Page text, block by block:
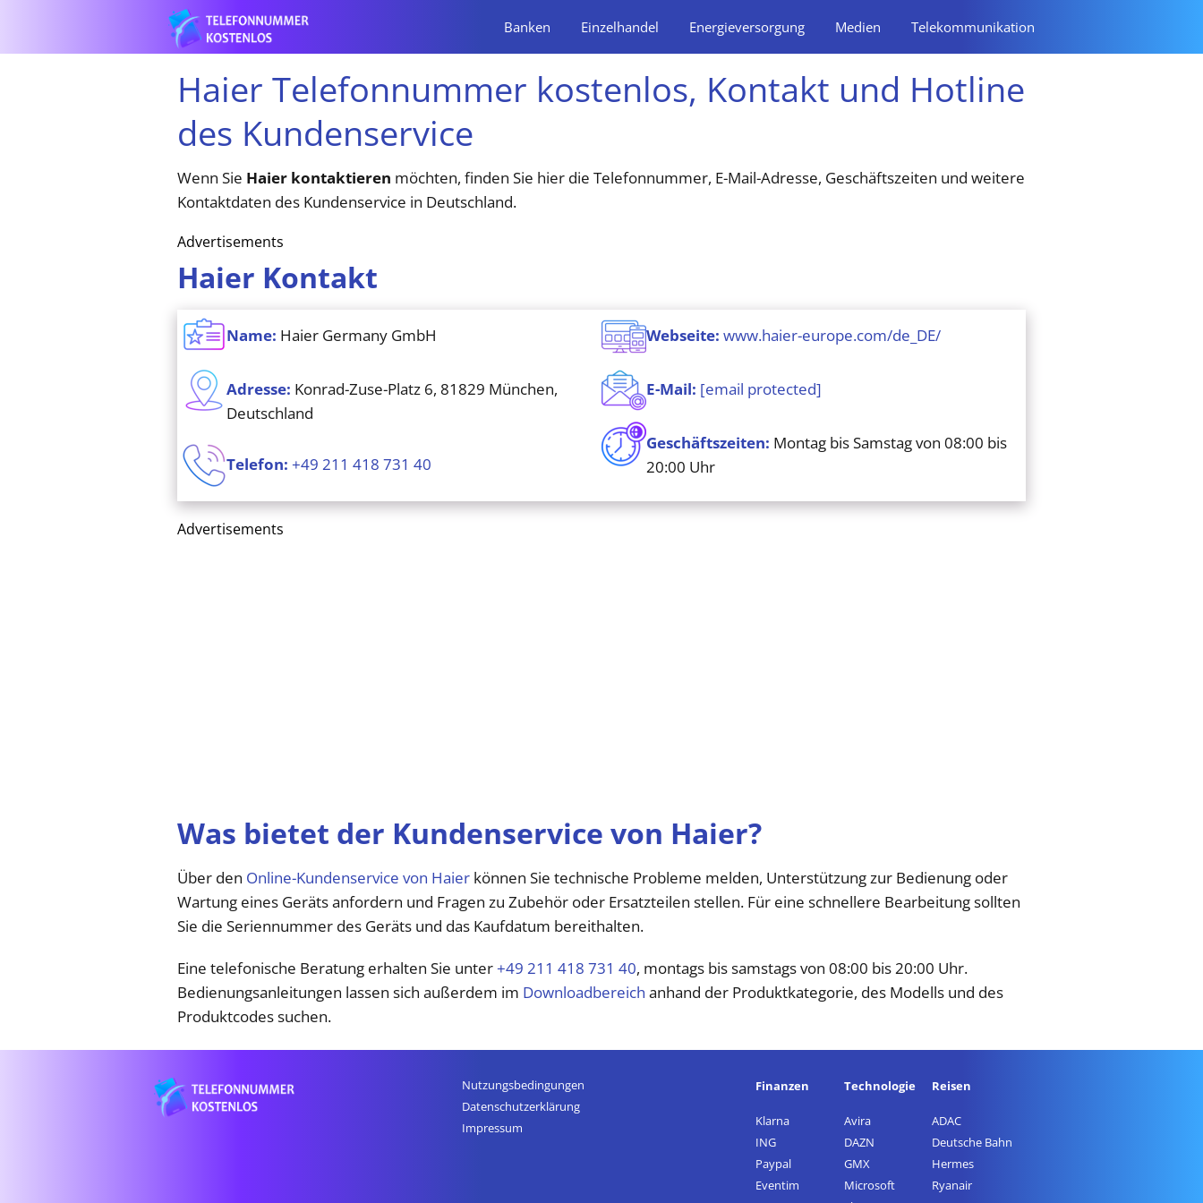
Banken Einzelhandel Energieversorgung Medien Telekommunikation
Haier Telefonnummer kostenlos, Kontakt und Hotline
des Kundenservice
Wenn Sie Haier kontaktieren möchten, finden Sie hier die Telefonnummer, E-Mail-Adresse, Geschäftszeiten und weitere
Kontaktdaten des Kundenservice in Deutschland.
Advertisements
Haier Kontakt
Name: Haier Germany GmbH
Adresse: Konrad-Zuse-Platz 6, 81829 München,
Deutschland
Telefon: +49 211 418 731 40
Webseite: www.haier-europe.com/de_DE/
E-Mail: [email protected]
Geschäftszeiten: Montag bis Samstag von 08:00 bis
20:00 Uhr
Advertisements
Was bietet der Kundenservice von Haier?
Über den Online-Kundenservice von Haier können Sie technische Probleme melden, Unterstützung zur Bedienung oder
Wartung eines Geräts anfordern und Fragen zu Zubehör oder Ersatzteilen stellen. Für eine schnellere Bearbeitung sollten
Sie die Seriennummer des Geräts und das Kaufdatum bereithalten.
Eine telefonische Beratung erhalten Sie unter+49 211 418 731 40, montags bis samstags von 08:00 bis 20:00 Uhr.
Bedienungsanleitungen lassen sich außerdem im Downloadbereich anhand der Produktkategorie, des Modells und des
Produktcodes suchen.
Nutzungsbedingungen
Datenschutz­erklärung
Impressum
Finanzen
Klarna
ING
Paypal
Eventim
Technologie
Avira
DAZN
GMX
Microsoft
Reisen
ADAC
Deutsche Bahn
Hermes
Ryanair